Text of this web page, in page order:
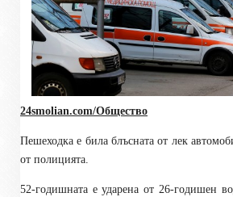
24smolian.com/Общество
Пешеходка е била блъсната от лек
от полицията.
52-годишната е ударена от 26-годишен